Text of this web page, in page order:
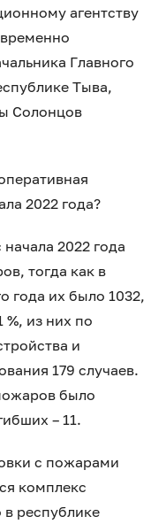
агентству
Главного
Тыва,
Солонцов
2022 года?
2022 года
тогда как в
года их было 1032,
%, из них по
и
179 случаев.
было
– 11.
с пожарами
комплекс
республике